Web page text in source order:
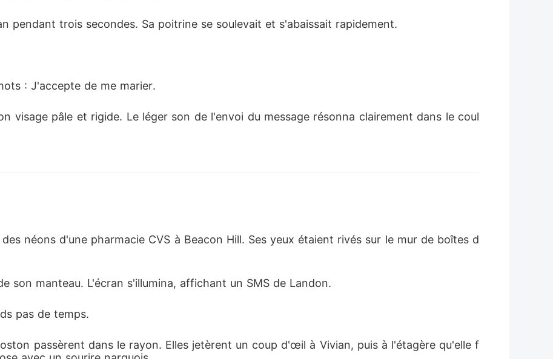
pendant trois secondes. Sa poitrine se soulevait et s'abaissait rapidement.
: J'accepte de me marier.
visage pâle et rigide. Le léger son de l'envoi du message résonna clairement dans le coul
néons d'une pharmacie CVS à Beacon Hill. Ses yeux étaient rivés sur le mur de boîtes d
son manteau. L'écran s'illumina, affichant un SMS de Landon.
pas de temps.
passèrent dans le rayon. Elles jetèrent un coup d'œil à Vivian, puis à l'étagère qu'elle f